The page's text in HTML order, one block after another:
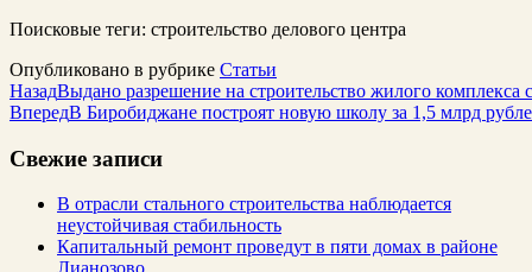
Поисковые теги: строительство делового центра
Опубликовано в рубрике Статьи
НазадВыдано разрешение на строительство жилого
ВпередВ Биробиджане построят новую школу за 1,5 млрд
Свежие записи
В отрасли стального строительства наблюдается
неустойчивая стабильность
Капитальный ремонт проведут в пяти домах в районе